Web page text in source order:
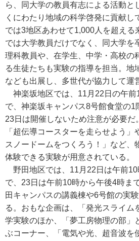
ら、同大学の教員有志による活動と
くにわたり地域の科学啓発に貢献し
では3地区あわせて1,000人を超える
では大学教員だけでなく、同大学を
理科教員や、在学生、中学・高校の
る生徒たちも実験の指導を担当。地
なども出展し、多世代が協力して運
神楽坂地区では、11月22日の午前
で、神楽坂キャンパス8号館食堂の1
23日は開催しないため注意が必要だ
「超伝導コースターを走らせよう
スノードームをつくろう！」など、
体験できる実験が用意されている。
野田地区では、11月22日は午前10
で、23日は午前10時から午後4時ま
田キャンパスの講義棟や6号館の実
る。おもな企画は、「発光スライム
学実験のほか、「夢工房物理の部」
ぶコーナー、「電気や光、超音波を